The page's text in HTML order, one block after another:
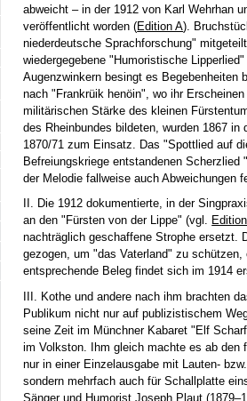
abweicht – in der 1912 von Karl Wehrhan
veröffentlicht worden (Edition A).
niederdeutsche Sprachforschung"
wiedergegebene "Humoristische
Augenzwinkern besingt es Begebenheiten
nach "Frankrüik henöin", wo ihr
militärischen Stärke des kleinen
des Rheinbundes bildeten, wurden 1867
1870/71 zum Einsatz. Das "Spottlied auf
Befreiungskriege entstandenen Scherzlied
der Melodie fallweise auch Abweichungen
II. Die 1912 dokumentierte, in der
an den "Fürsten von der Lippe" (vgl.
nachträglich geschaffene Strophe ersetzt.
gezogen, um "das Vaterland" zu
entsprechende Beleg findet sich im 1914
III. Kothe und andere nach ihm brachten
Publikum nicht nur auf publizistischem
seine Zeit im Münchner Kabaret "Elf
im Volkston. Ihm gleich machte es ab den
nur in einer Einzelausgabe mit Lauten-
sondern mehrfach auch für Schallplatte
Sänger und Humorist Joseph Plaut